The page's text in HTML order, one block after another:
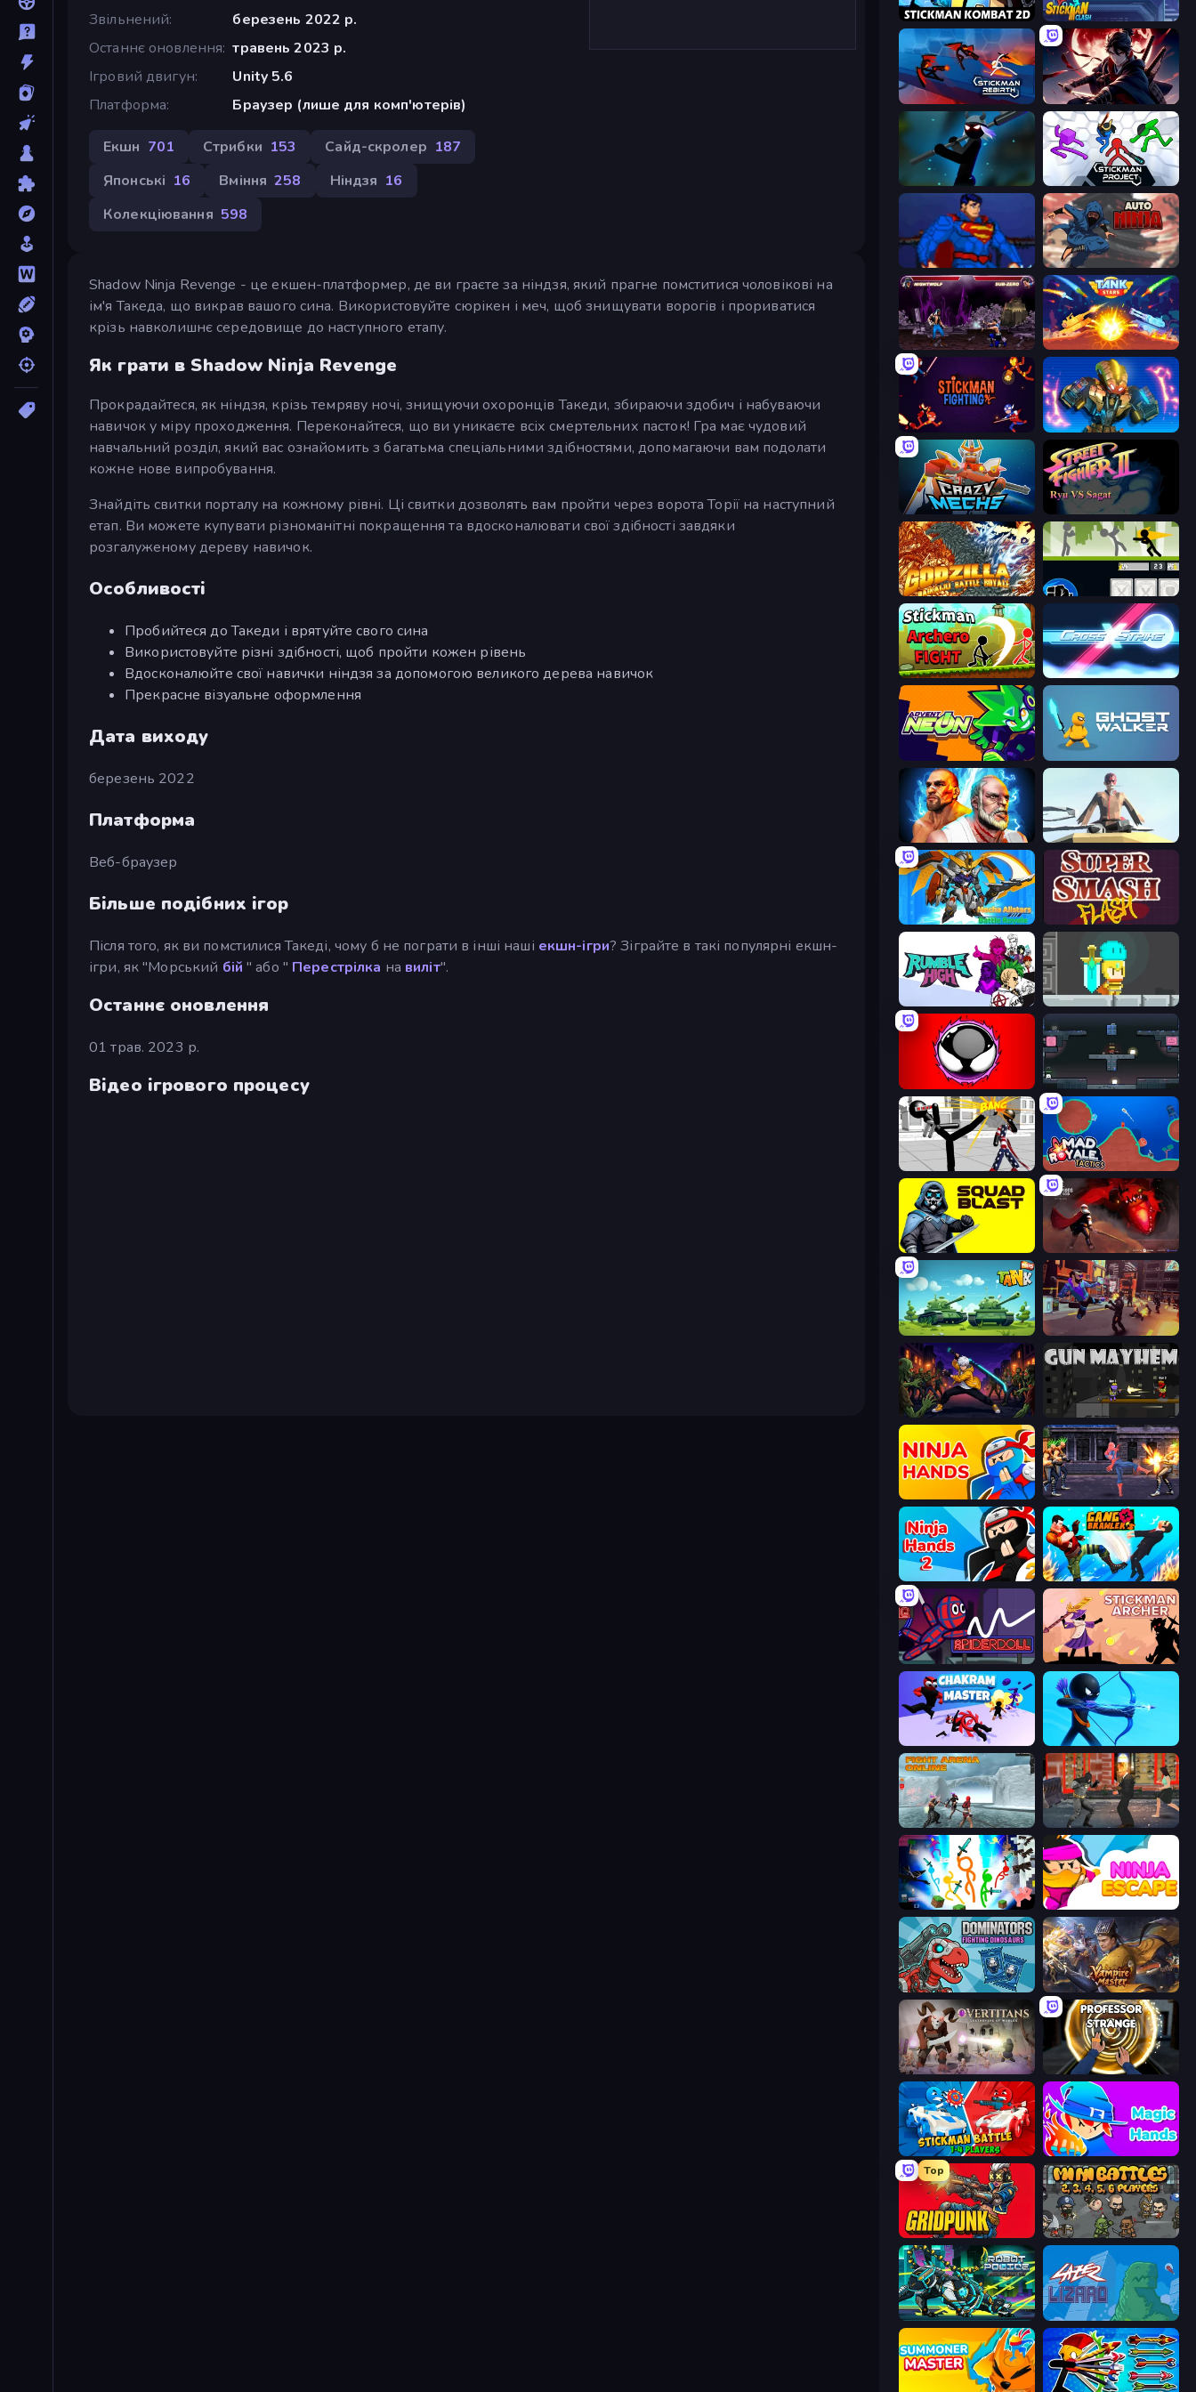
Звільнений
березень 2022 р.
Останнє оновлення травень 2023 р.
Ігровий двигун
Unity 5.6
Платформа
Браузер (лише для комп'ютерів)
Екшн 701 Стрибки 153 Сайд-скролер 187
Японські 16 Вміння 258 Ніндзя 16
Колекціювання 598
Shadow Ninja Revenge - це екшен-платформер, де ви граєте за ніндзя, який прагне помститися чоловікові на
ім'я Такеда, що викрав вашого сина. Використовуйте сюрікен і меч, щоб знищувати ворогів і прориватися
крізь навколишнє середовище до наступного етапу.
Як грати в Shadow Ninja Revenge
Прокрадайтеся, як ніндзя, крізь темряву ночі, знищуючи охоронців Такеди, збираючи здобич і набуваючи
навичок у міру проходження. Переконайтеся, що ви уникаєте всіх смертельних пасток! Гра має чудовий
навчальний розділ, який вас ознайомить з багатьма спеціальними здібностями, допомагаючи вам подолати
кожне нове випробування.
Знайдіть свитки порталу на кожному рівні. Ці свитки дозволять вам пройти через ворота Торії на наступний
етап. Ви можете купувати різноманітні покращення та вдосконалювати свої здібності завдяки
розгалуженому дереву навичок.
Особливості
Пробийтеся до Такеди і врятуйте свого сина
Використовуйте різні здібності, щоб пройти кожен рівень
Вдосконалюйте свої навички ніндзя за допомогою великого дерева навичок
Прекрасне візуальне оформлення
Дата виходу
березень 2022
Платформа
Веб-браузер
Більше подібних ігор
Після того, як ви помстилися Такеді, чому б не пограти в інші наші екшн-ігри? Зіграйте в такі популярні екшн-
ігри, як "Морський бій" або " Перестрілка на виліт".
Останнє оновлення
01 трав. 2023 р.
Відео ігрового процесу
Stickman Kombat 2D Stickman Clash
Stickman Rebirth Samurai's Shadow
Stickman Weapon Master Stickman Project
Injustice Gods Among Us Auto Ninja
Mortal Kombat Karnage Tank Stars
Stickman Fighting: Super War Ultimate Robo Duel 3D
Crazy Mechs Street Fighter 2
Godzilla Daikaiju Battle Royale Stickman Fighter: Mega Brawl
Stickman Archero Fight Cross Strike
Advent NEON
Fighter Legends Duo The Legendary Assassin Ninja KAL
Mecha Allstars Battle Royale Super Smash Flash
Radiance Hearts
Splatmans Arena
Stickman Fighting 3D Mad Royale Tactics
SquadBlast Champions of The Void: Paladin
Tank Wars Cyber Rage: Retribution
Sword Master: Shadow Hunter Gun Mayhem
Ninja Hands Spider Hero Street Fight
Ninja Hands 2 Gang Brawlers
SpiderDoll Stickman Archer: The Wizard Hero
Chakram Master Archers Random
Fight Arena Online Bat Hero: Immortal Legend Crime Fighter
Stickman Epic Ninja Escape
Dominators: Fighting Dinosaurs Vampire Master
Overtitans: Destroyers of Worlds Professor Strange
Stickman battle 1-4 Players Magic Hands
Top
MiniBattles
Robot Police Iron Panther Laser Lizard